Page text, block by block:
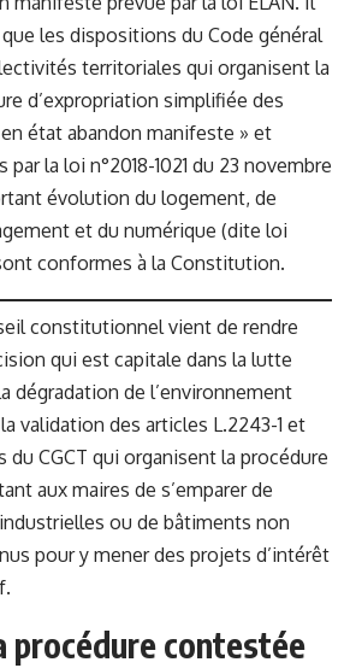
les dispositions du Code général
territoriales qui organisent la
d’expropriation simplifiée des
état abandon manifeste » et
par la loi n°2018-1021 du 23 novembre
évolution du logement, de
et du numérique (dite loi
conformes à la Constitution.
constitutionnel vient de rendre
qui est capitale dans la lutte
dégradation de l’environnement
validation des articles L.2243-1 et
du CGCT qui organisent la procédure
aux maires de s’emparer de
ou de bâtiments non
pour y mener des projets d’intérêt
procédure contestée